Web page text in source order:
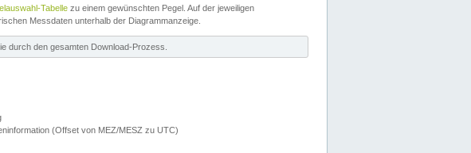
Tabelle zu einem gewünschten Pegel. Auf der jeweiligen
Messdaten unterhalb der Diagrammanzeige.
durch den gesamten Download-Prozess.
(Offset von MEZ/MESZ zu UTC)